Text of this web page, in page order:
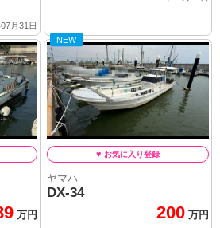
月31日
万円
ヤマハ
DX-34
200 万円
NEW